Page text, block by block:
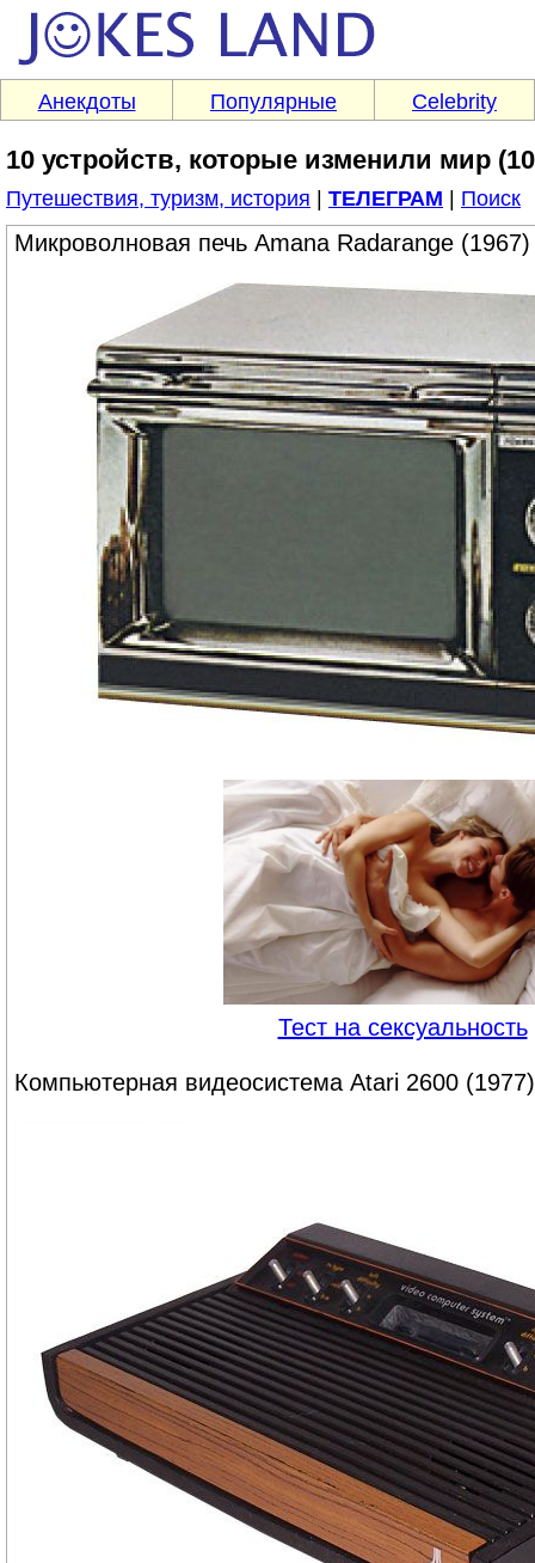
Анекдоты Популярные Celebrity
10 устройств, которые изменили мир
Путешествия, туризм, история ТЕЛЕГРАМ Поиск
Микроволновая печь Amana Radarange (1967)
Тест на сексуальность
Компьютерная видеосистема Atari 2600 (1977)